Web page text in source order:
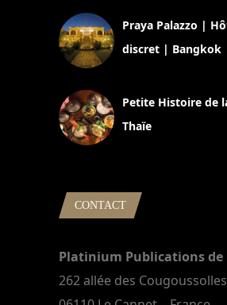
Praya Palazzo |
discret | Bangkok
Petite Histoire de
Thaïe
CONTACT
Platinium Publications de
262 allée des Cougoussolles